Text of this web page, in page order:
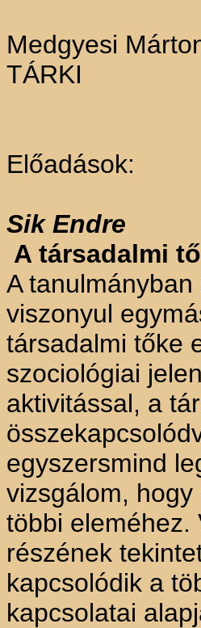
Medgyesi
TÁRKI
Előadások:
SikEndre
A társadalmi
A
viszonyul
társadalmi tőke
szociológiai
aktivitással, a
egyszersmind
vizsgálom,
többi eleméhez.
részének
kapcsolódik a
kapcsolatai